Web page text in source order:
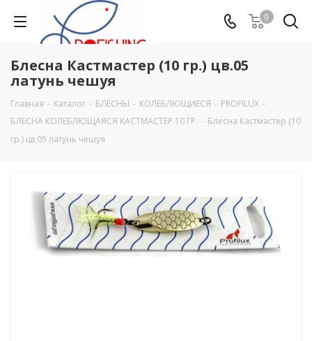
0
Блесна Кастмастер (10 гр.) цв.05
латунь чешуя
Главная - Каталог - БЛЁСНЫ - КОЛЕБЛЮЩИЕСЯ - PROFILUX -
БЛЕСНА КОЛЕБЛЮЩАЯСЯ КАСТМАСТЕР 10 ГР. - Блесна Кастмастер (10
гр.) цв.05 латунь чешуя